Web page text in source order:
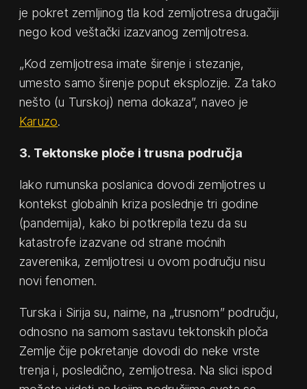
je pokret zemljinog tla kod zemljotresa drugačiji
nego kod veštački izazvanog zemljotresa.
„Kod zemljotresa imate širenje i stezanje,
umesto samo širenje poput eksplozije. Za tako
nešto (u Turskoj) nema dokaza”, naveo je
Karuzo.
3. Tektonske ploče i trusna područja
Iako rumunska poslanica dovodi zemljotres u
kontekst globalnih kriza poslednje tri godine
(pandemija), kako bi potkrepila tezu da su
katastrofe izazvane od strane moćnih
zaverenika, zemljotresi u ovom području nisu
novi fenomen.
Turska i Sirija su, naime, na „trusnom” području,
odnosno na samom sastavu tektonskih ploča
Zemlje čije pokretanje dovodi do neke vrste
trenja i, posledično, zemljotresa. Na slici ispod